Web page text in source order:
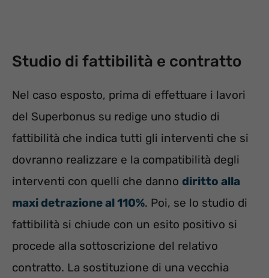
Studio di fattibilità e contratto
Nel caso esposto, prima di effettuare i lavori
del Superbonus su redige uno studio di
fattibilità che indica tutti gli interventi che si
dovranno realizzare e la compatibilità degli
interventi con quelli che danno diritto alla
maxi detrazione al 110%. Poi, se lo studio di
fattibilità si chiude con un esito positivo si
procede alla sottoscrizione del relativo
contratto. La sostituzione di una vecchia